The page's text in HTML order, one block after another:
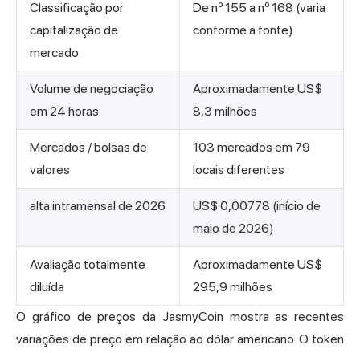
Classificação por
capitalização de
mercado
De nº 155 a nº 168 (varia
conforme a fonte)
Volume de negociação
em 24 horas
Aproximadamente US$
8,3 milhões
Mercados / bolsas de
valores
103 mercados em 79
locais diferentes
alta intramensal de 2026
US$ 0,00778 (início de
maio de 2026)
Avaliação totalmente
diluída
Aproximadamente US$
295,9 milhões
O gráfico de preços da JasmyCoin mostra as recentes
variações de preço em relação ao dólar americano. O token